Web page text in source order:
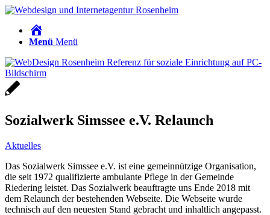
Menü Menü
Sozialwerk Simssee e.V. Relaunch
Aktuelles
Das Sozialwerk Simssee e.V. ist eine gemeinnützige Organisation,
die seit 1972 qualifizierte ambulante Pflege in der Gemeinde
Riedering leistet. Das Sozialwerk beauftragte uns Ende 2018 mit
dem Relaunch der bestehenden Webseite. Die Webseite wurde
technisch auf den neuesten Stand gebracht und inhaltlich angepasst.